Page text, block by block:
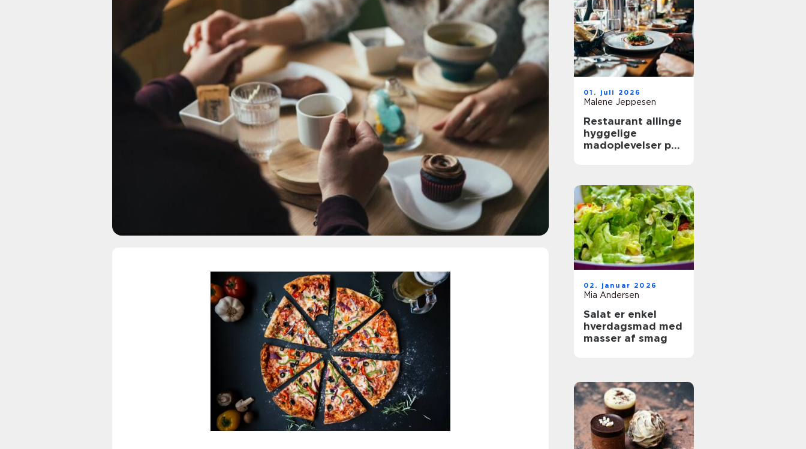
01. juli 2026
Malene Jeppesen
Restaurant allinge
hyggelige
madoplevelser på
02. januar 2026
Mia Andersen
Salat er enkel
hverdagsmad med
masser af smag